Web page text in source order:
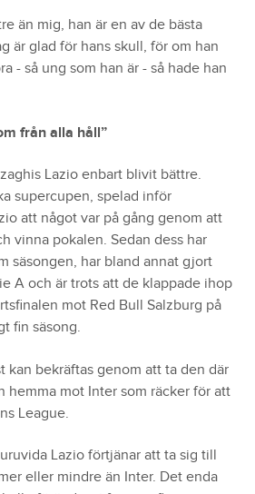
än mig, han är en av de bästa
är glad för hans skull, för om han
- så ung som han är - så hade han
från alla håll”
Lazio enbart blivit bättre.
supercupen, spelad inför
att något var på gång genom att
vinna pokalen. Sedan dess har
säsongen, har bland annat gjort
A och är trots att de klappade ihop
mot Red Bull Salzburg på
fin säsong.
kan bekräftas genom att ta den där
hemma mot Inter som räcker för att
League.
Lazio förtjänar att ta sig till
eller mindre än Inter. Det enda